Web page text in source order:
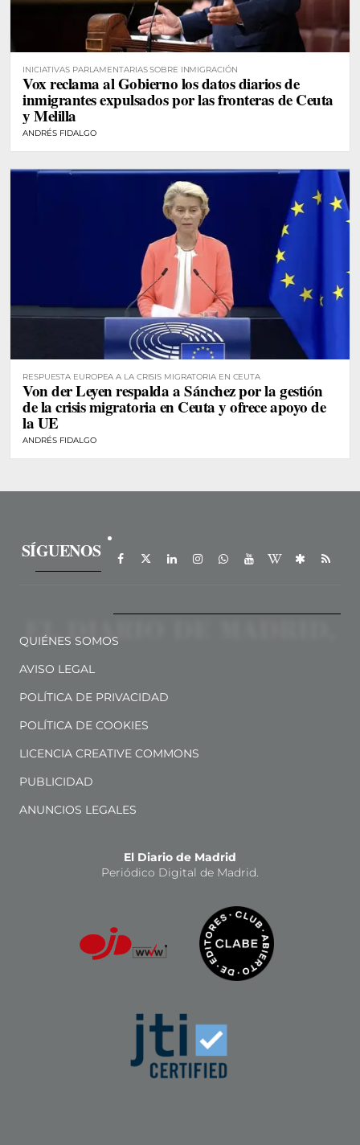
INICIATIVAS PARLAMENTARIAS SOBRE INMIGRACIÓN
Vox reclama al Gobierno los datos diarios de
inmigrantes expulsados por las fronteras de Ceuta
y Melilla
ANDRÉS FIDALGO
RESPUESTA EUROPEA A LA CRISIS MIGRATORIA EN CEUTA
Von der Leyen respalda a Sánchez por la gestión
de la crisis migratoria en Ceuta y ofrece apoyo de
la UE
ANDRÉS FIDALGO
SÍGUENOS
QUIÉNES SOMOS
AVISO LEGAL
POLÍTICA DE PRIVACIDAD
POLÍTICA DE COOKIES
LICENCIA CREATIVE COMMONS
PUBLICIDAD
ANUNCIOS LEGALES
El Diario de Madrid
Periódico Digital de Madrid.